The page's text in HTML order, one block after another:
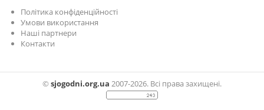
Політика конфіденційності
Умови використання
Наші партнери
Контакти
© sjogodni.org.ua 2007-2026. Всі права захищені.